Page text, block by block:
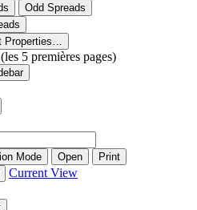
Odd Spreads
Properties…
5 premières pages)
Mode Open
Print
Current View